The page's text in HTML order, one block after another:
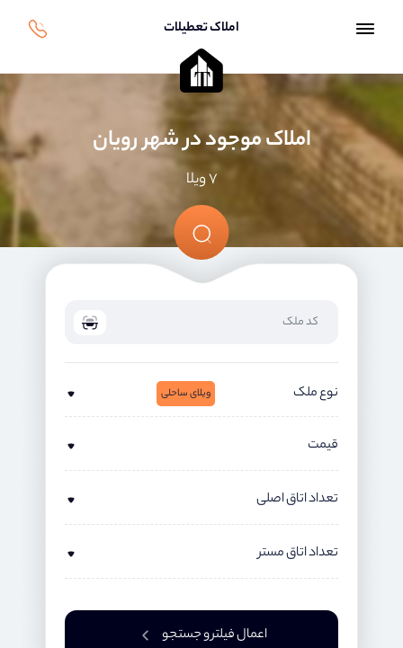
املاک تعطیلات
املاک موجود در شهر رویان
۷ ویلا
نوع ملک ویلای ساحلی
قیمت
تعداد اتاق اصلی
تعداد اتاق مستر
اعمال فیلتر و جستجو